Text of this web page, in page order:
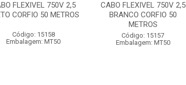
FLEXIVEL 750V 2,5
CORFIO 50 METROS
Código: 15158
Embalagem: MT50
CABO FLEXIVEL 750V 2,5
BRANCO CORFIO 50
METROS
Código: 15157
Embalagem: MT50